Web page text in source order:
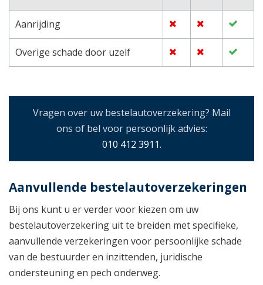
Aanrijding
Overige schade door uzelf
Vragen over uw bestelautoverzekering? Mail
ons of bel voor persoonlijk advies:
010 412 3911.
Aanvullende bestelautoverzekeringen
Bij ons kunt u er verder voor kiezen om uw
bestelautoverzekering uit te breiden met specifieke,
aanvullende verzekeringen voor persoonlijke schade
van de bestuurder en inzittenden, juridische
ondersteuning en pech onderweg.